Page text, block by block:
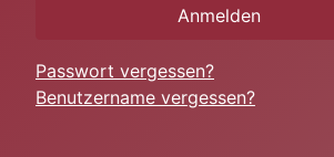
Anmelden
Passwort vergessen?
Benutzername vergessen?